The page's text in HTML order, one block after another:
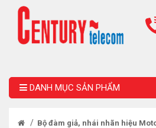
DANH MỤC SẢN PHẨM
/ Bộ đàm giả, nhái nhãn hiệu